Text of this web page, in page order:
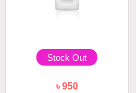
Stock Out
৳ 950